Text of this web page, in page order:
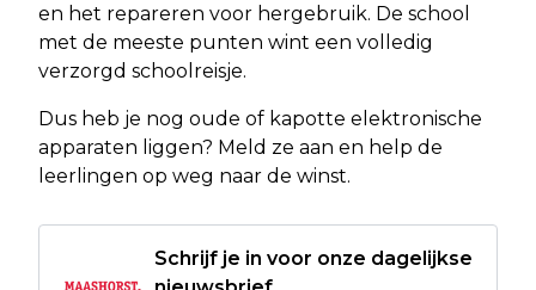
en het repareren voor hergebruik. De school
met de meeste punten wint een volledig
verzorgd schoolreisje.
Dus heb je nog oude of kapotte elektronische
apparaten liggen? Meld ze aan en help de
leerlingen op weg naar de winst.
Schrijf je in voor onze dagelijkse